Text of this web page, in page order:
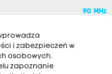
90 MHz
i zabezpieczeń w
osobowych.
zapoznanie